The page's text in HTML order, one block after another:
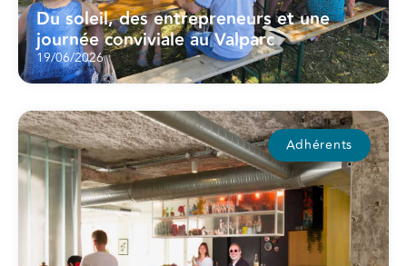
Du soleil, des entrepreneurs et une
journée conviviale au Valparc
19/06/2026
Adhérents